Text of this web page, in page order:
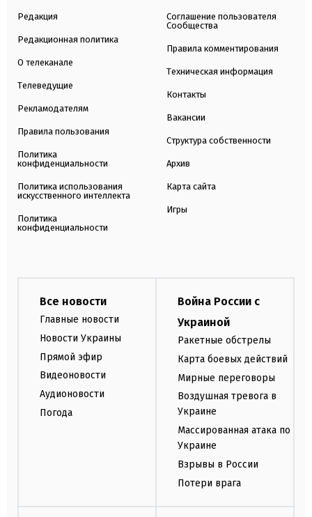
Редакция
Редакционная политика
О телеканале
Телеведущие
Рекламодателям
Правила пользования
Политика
конфиденциальности
Политика использования
искусственного интеллекта
Политика
конфиденциальности
Соглашение пользователя
Сообщества
Правила комментирования
Техническая информация
Контакты
Вакансии
Структура собственности
Архив
Карта сайта
Игры
Все новости
Главные новости
Новости Украины
Прямой эфир
Видеоновости
Аудионовости
Погода
Война России с
Украиной
Ракетные обстрелы
Карта боевых действий
Мирные переговоры
Воздушная тревога в
Украине
Массированная атака по
Украине
Взрывы в России
Потери врага